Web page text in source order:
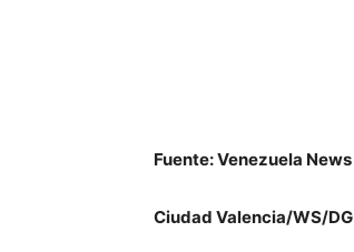
Fuente: Venezuela News
Ciudad Valencia/WS/DG